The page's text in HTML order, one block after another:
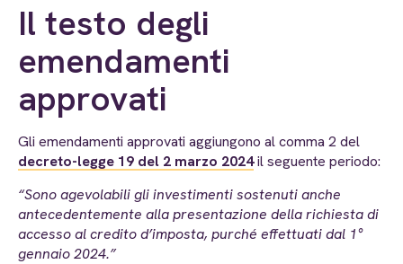
Il testo degli
emendamenti
approvati
Gli emendamenti approvati aggiungono al comma 2 del
decreto-legge 19 del 2 marzo 2024il seguente periodo:
“Sono agevolabili gli investimenti sostenuti anche
antecedentemente alla presentazione della richiesta di
accesso al credito d’imposta, purché effettuati dal 1°
gennaio 2024.”